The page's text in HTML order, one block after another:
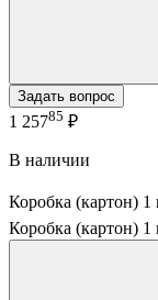
Задать вопрос
1 25785 ₽
В наличии
Коробка (картон)
Коробка (картон) 1